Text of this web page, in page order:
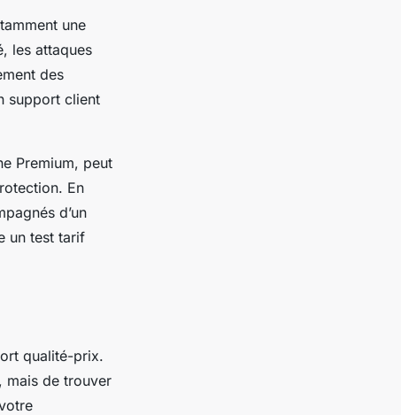
une
les attaques
des
support client
Premium, peut
En
d’un
un test tarif
qualité-prix.
mais de trouver